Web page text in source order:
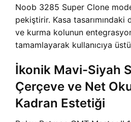
Noob 3285 Super Clone
pekiştirir. Kasa tasarımındaki
ve kurma kolunun
tamamlayarak kullanıcıya
İkonik Mavi-Siyah
Çerçeve ve Net
Kadran Estetiği